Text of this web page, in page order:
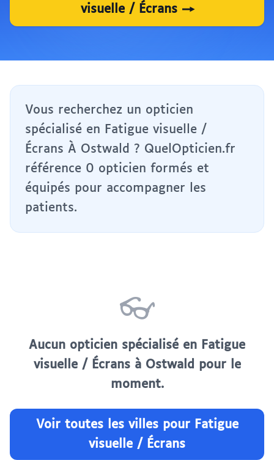
visuelle / Écrans →
Vous recherchez un opticien
spécialisé en Fatigue visuelle /
Écrans À Ostwald ? QuelOpticien.fr
référence 0 opticien formés et
équipés pour accompagner les
patients.
👓
Aucun opticien spécialisé en Fatigue
visuelle / Écrans à Ostwald pour le
moment.
Voir toutes les villes pour Fatigue
visuelle / Écrans